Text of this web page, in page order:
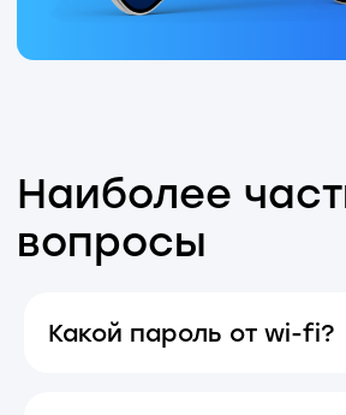
Какой пароль от wi-fi?